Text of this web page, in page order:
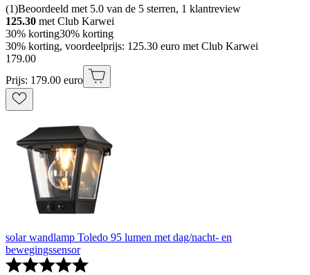
(1)Beoordeeld met 5.0 van de 5 sterren, 1 klantreview
125.30 met Club Karwei
30% korting30% korting
30% korting, voordeelprijs: 125.30 euro met Club Karwei
179.00
Prijs: 179.00 euro
solar wandlamp Toledo 95 lumen met dag/nacht- en
bewegingssensor